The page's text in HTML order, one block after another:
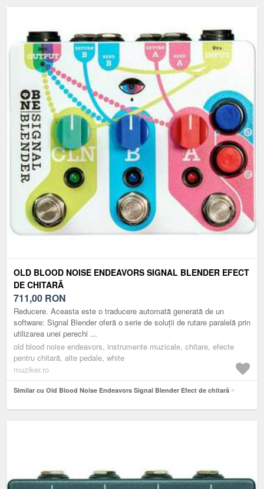
OLD BLOOD NOISE ENDEAVORS SIGNAL BLENDER EFECT
DE CHITARĂ
711,00 RON
Reducere. Aceasta este o traducere automată generată de un
software: Signal Blender oferă o serie de soluții de rutare paralelă prin
utilizarea unei perechi ...
old blood noise endeavors, instrumente muzicale, chitare, efecte
pentru chitară, alte pedale, white
muziker.ro
Similar cu Old Blood Noise Endeavors Signal Blender Efect de chitară